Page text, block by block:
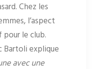
Chez les
l’aspect
le club.
Bartoli explique
avec une